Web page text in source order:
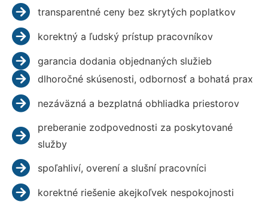
transparentné ceny bez skrytých poplatkov
korektný a ľudský prístup pracovníkov
garancia dodania objednaných služieb
dlhoročné skúsenosti, odbornosť a bohatá prax
nezáväzná a bezplatná obhliadka priestorov
preberanie zodpovednosti za poskytované
služby
spoľahliví, overení a slušní pracovníci
korektné riešenie akejkoľvek nespokojnosti